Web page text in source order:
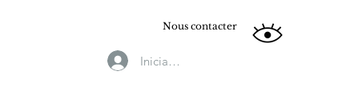
Nous contacter
Iniciar sesión